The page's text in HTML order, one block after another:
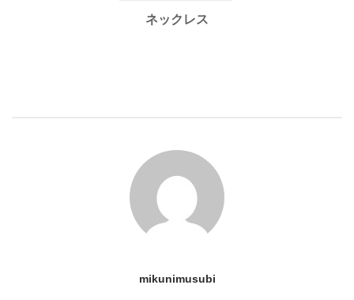
ネックレス
mikunimusubi